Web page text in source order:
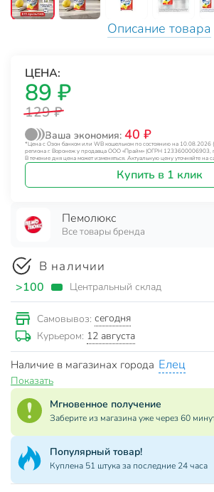
Описание товара
ЦЕНА:
89 ₽
129 ₽
Ваша экономия: 40 ₽
*Цена с Озон банком или WB кошельком по состоянию на
региона г. Воронеж у продавца ООО «Прайм» (ОГРН 1233600006903,
В течение дня цена может изменяться. Актуальную цену уточняйте на
Купить в 1 клик
Пемолюкс
Все товары бренда
В наличии
>100 Центральный склад
Самовывоз: сегодня
Курьером: 12 августа
Наличие в магазинах города Елец
Показать
Мгновенное получение
Заберите из магазина уже через 60
Популярный товар!
Куплена 51 штука за последние 24 часа